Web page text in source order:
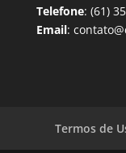
Telefone: (61)
Email:
Termos de